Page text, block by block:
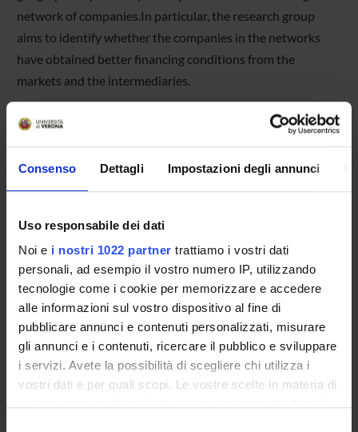
Consenso Dettagli Impostazioni degli annunci
Uso responsabile dei dati
Noi e i nostri 1022 partner trattiamo i vostri dati
personali, ad esempio il vostro numero IP, utilizzando
tecnologie come i cookie per memorizzare e accedere
alle informazioni sul vostro dispositivo al fine di
pubblicare annunci e contenuti personalizzati, misurare
gli annunci e i contenuti, ricercare il pubblico e sviluppare
i servizi. Avete la possibilità di scegliere chi utilizza i
vostri dati e per quali scopi. Le vostre scelte in materia di
network of companies.In particular, the research group
aims to identify whether the companies in the networks
have obtained better financing conditions from the
markets and the intermediaries.
Contact people
MEMBERS
Giuseppina Chesini
Associate Professor
RESEARCH INTERESTS